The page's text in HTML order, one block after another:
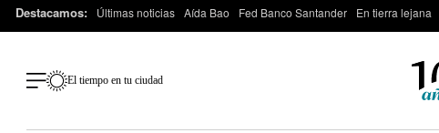
Destacamos: Últimas noticias Aída Bao Fed Banco Santander En tierra lejana
El tiempo en tu ciudad